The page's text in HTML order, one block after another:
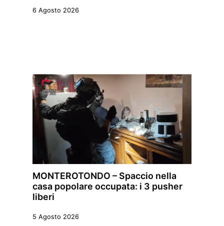
6 Agosto 2026
MONTEROTONDO – Spaccio nella
casa popolare occupata: i 3 pusher
liberi
5 Agosto 2026